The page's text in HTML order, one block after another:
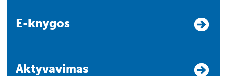
E-knygos
Aktyvavimas